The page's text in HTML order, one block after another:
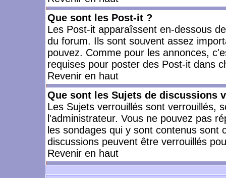
Que sont les Post-it ?
Les Post-it apparaîssent en-dessous
du forum. Ils sont souvent assez
pouvez. Comme pour les annonces,
requises pour poster des Post-it dans
Revenir en haut
Que sont les Sujets de discussions
Les Sujets verrouillés sont verrouillés,
l'administrateur. Vous ne pouvez pas
les sondages qui y sont contenus
discussions peuvent être verrouillés
Revenir en haut